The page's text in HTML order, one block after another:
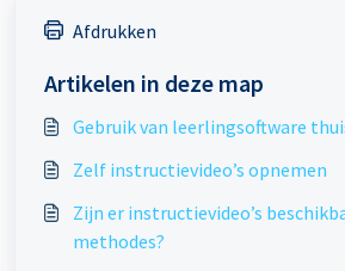
Afdrukken
Artikelen in deze map
Gebruik van leerlingsoftware
Zelf instructievideo’s opnemen
Zijn er instructievideo’s
methodes?